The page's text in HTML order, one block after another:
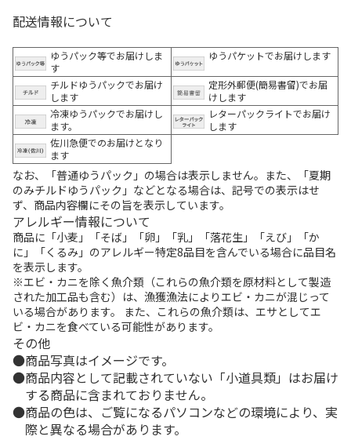
配送情報について
ゆうパック等でお届けしま
す
ゆうパケットでお届けします
チルドゆうパックでお届け
します
定形外郵便(簡易書留)でお届
けします
冷凍ゆうパックでお届けし
ます。
レターパックライトでお届け
します
佐川急便でのお届けとなり
ます
なお、「普通ゆうパック」の場合は表示しません。また、「夏期
のみチルドゆうパック」などとなる場合は、記号での表示はせ
ず、商品内容欄にその旨を表示しています。
アレルギー情報について
商品に「小麦」「そば」「卵」「乳」「落花生」「えび」「か
に」「くるみ」のアレルギー特定8品目を含んでいる場合に品目名
を表示します。
※エビ・カニを除く魚介類（これらの魚介類を原材料として製造
された加工品も含む）は、漁獲漁法によりエビ・カニが混じって
いる場合があります。 また、これらの魚介類は、エサとしてエ
ビ・カニを食べている可能性があります。
その他
商品写真はイメージです。
商品内容として記載されていない「小道具類」はお届け
する商品に含まれておりません。
商品の色は、ご覧になるパソコンなどの環境により、実
際と異なる場合があります。